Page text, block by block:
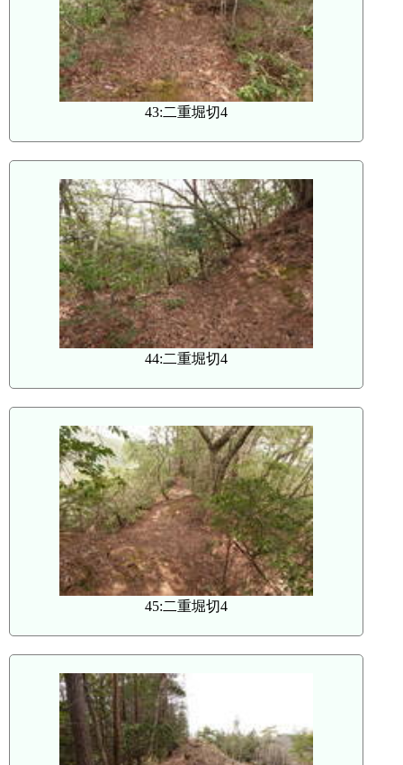
43:二重堀切4
44:二重堀切4
45:二重堀切4